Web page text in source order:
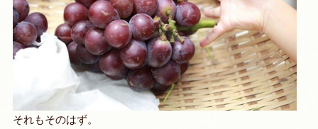
それもそのはず。